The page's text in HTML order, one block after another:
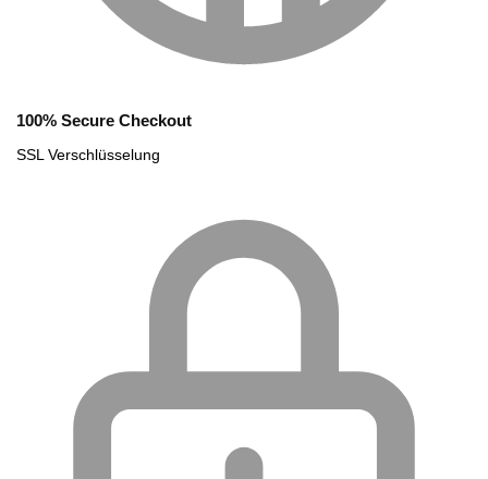
100% Secure Checkout
SSL Verschlüsselung